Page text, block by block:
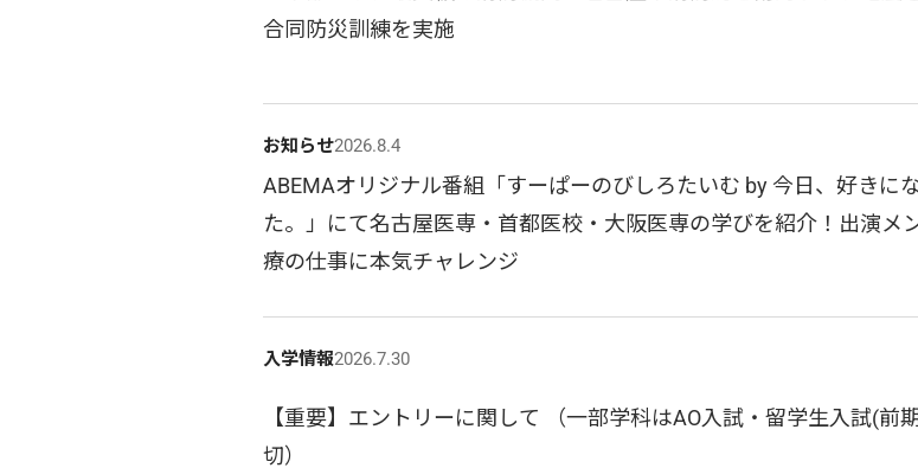
合同防災訓練を実施
お知らせ2026.8.4
ABEMAオリジナル番組「すーぱーのびしろたいむ by 今日、好きに
た。」にて名古屋医専・首都医校・大阪医専の学びを紹介！出演メ
療の仕事に本気チャレンジ
入学情報2026.7.30
【重要】エントリーに関して （一部学科はAO入試・留学生入試(前
切）